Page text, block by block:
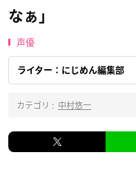
なぁ」
声優
ライター：にじめん編集部
カテゴリ : 中村悠一